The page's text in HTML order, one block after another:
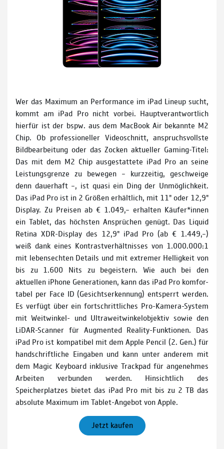
Wer das Maximum an Performance im iPad Lineup sucht,
kommt am iPad Pro nicht vorbei. Hauptverantwortlich
hierfür ist der bspw. aus dem MacBook Air bekannte M2
Chip. Ob professioneller Videoschnitt, anspruchsvollste
Bildbearbeitung oder das Zocken aktueller Gaming­-Titel:
Das mit dem M2 Chip ausgestattete iPad Pro an seine
Leistungsgrenze zu bewegen – kurzzeitig, geschweige
denn dauer­haft –, ist quasi ein Ding der Unmöglichkeit.
Das iPad Pro ist in 2 Größen erhältlich, mit 11" oder 12,9"
Display. Zu Preisen ab € 1.049,– erhalten Käufer*innen
ein Tablet, das höchsten Ansprüchen genügt. Das Liquid
Retina XDR-Display des 12,9" iPad Pro (ab € 1.449,–)
weiß dank eines Kontrastverhältnisses von 1.000.000:1
mit lebensechten Details und mit extremer Helligkeit von
bis zu 1.600 Nits zu begeistern. Wie auch bei den
aktuellen iPhone Generationen, kann das iPad Pro komfor-
tabel per Face ID (Gesichtserkennung) entsperrt werden.
Es verfügt über ein fortschrittliches Pro-­Kamera­-System
mit Weitwinkel­- und Ultraweitwinkelobjektiv sowie den
LiDAR-Scanner für Augmented Reality-­Funktionen. Das
iPad Pro ist kompatibel mit dem Apple Pencil (2. Gen.) für
handschriftliche Eingaben und kann unter anderem mit
dem Magic Keyboard inklusive Trackpad für angenehmes
Arbeiten verbunden werden. Hinsichtlich des
Speicherplatzes bietet das iPad Pro mit bis zu 2 TB das
absolute Maximum im Tablet-Angebot von Apple.
Jetzt kaufen